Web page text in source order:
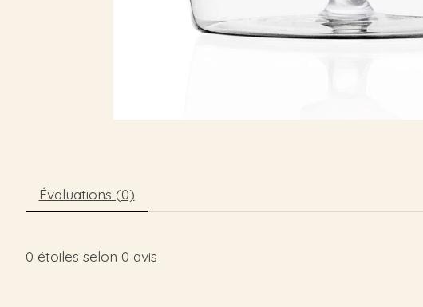
Évaluations (0)
0 étoiles selon 0 avis